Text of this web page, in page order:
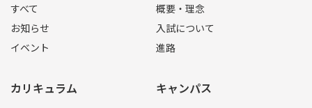
すべて
お知らせ
イベント
概要・理念
入試について
進路
カリキュラム キャンパス